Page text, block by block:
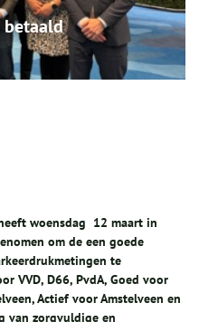
woensdag 12 maart in
om de een goede
te
VVD, D66, PvdA, Goed voor
Actief voor Amstelveen en
van zorgvuldige en